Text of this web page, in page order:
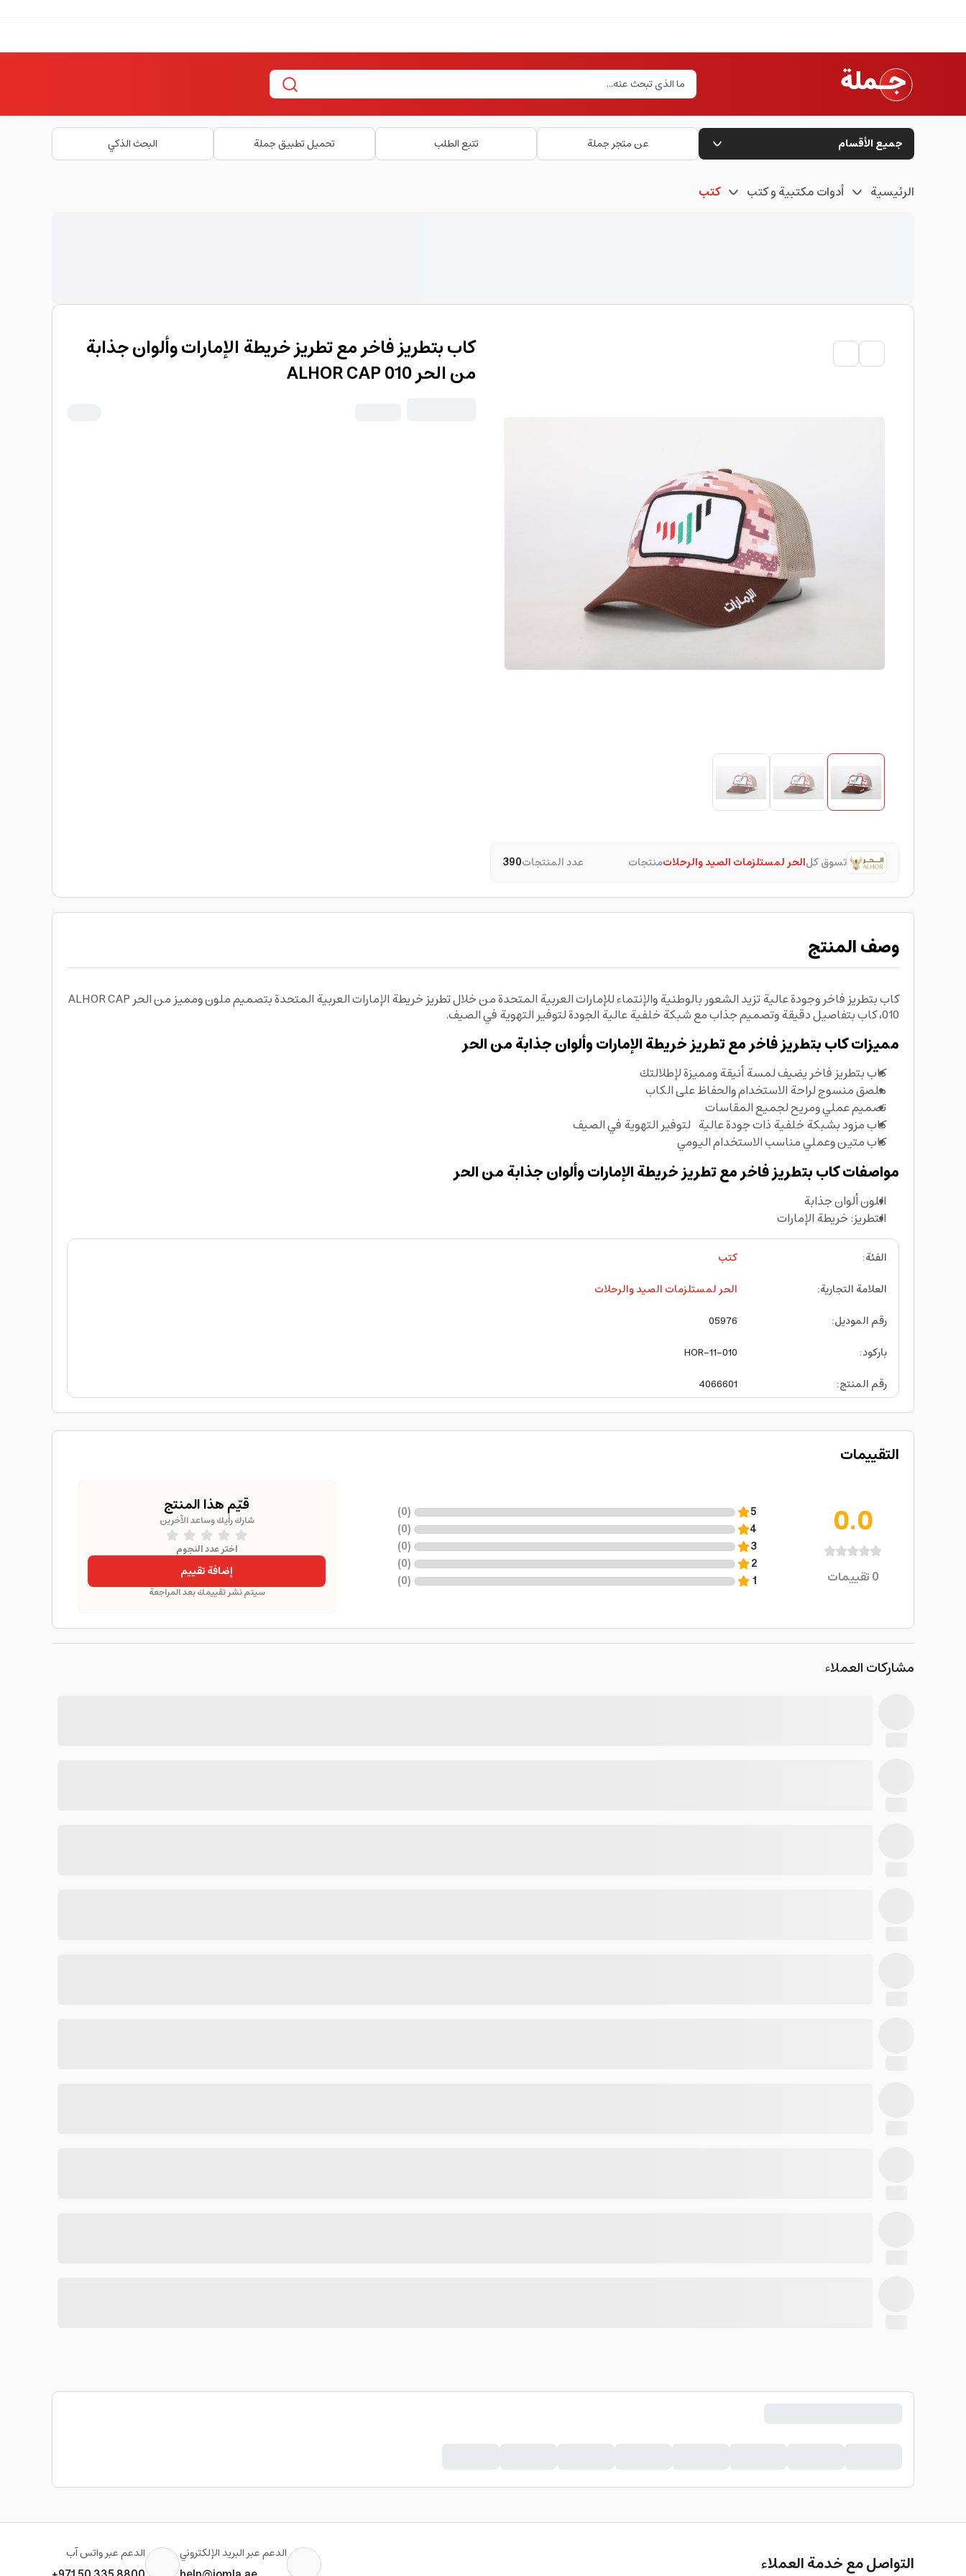
جميع الأقسام عن متجر جملة تتبع الطلب تحميل تطبيق جملة البحث الذكي
الرئيسية أدوات مكتبية و كتب كتب
تسوق كلالحر لمستلزمات الصيد والرحلاتمنتجات عدد المنتجات390
كاب بتطريز فاخر مع تطريز خريطة الإمارات وألوان جذابة
من الحر ALHOR CAP 010
وصف المنتج
كاب بتطريز فاخر وجودة عالية تزيد الشعور بالوطنية والإنتماء للإمارات العربية المتحدة من خلال تطريز خريطة الإمارات العربية المتحدة بتصميم ملون ومميز من الحر ALHOR CAP
010، كاب بتفاصيل دقيقة وتصميم جذاب مع شبكة خلفية عالية الجودة لتوفير التهوية في الصيف.
مميزات كاب بتطريز فاخر مع تطريز خريطة الإمارات وألوان جذابة من الحر
كاب بتطريز فاخر يضيف لمسة أنيقة ومميزة لإطلالتك
ملصق منسوج لراحة الاستخدام والحفاظ على الكاب
تصميم عملي ومريح لجميع المقاسات
كاب مزود بشبكة خلفية ذات جودة عالية لتوفير التهوية في الصيف
كاب متين وعملي مناسب الاستخدام اليومي
مواصفات كاب بتطريز فاخر مع تطريز خريطة الإمارات وألوان جذابة من الحر
اللون ألوان جذابة
التطريز: خريطة الإمارات
الفئة:
كتب
العلامة التجارية:
الحر لمستلزمات الصيد والرحلات
رقم الموديل:
05976
باركود:
HOR-11-010
رقم المنتج:
4066601
التقييمات
0.0
0تقييمات
5
(
0
)
4
(
0
)
3
(
0
)
2
(
0
)
1
(
0
)
قيّم هذا المنتج
شارك رأيك وساعد الآخرين
اختر عدد النجوم
إضافة تقييم
سيتم نشر تقييمك بعد المراجعة
مشاركات العملاء
التواصل مع خدمة العملاء الدعم عبر البريد الإلكتروني الدعم عبر واتس آب